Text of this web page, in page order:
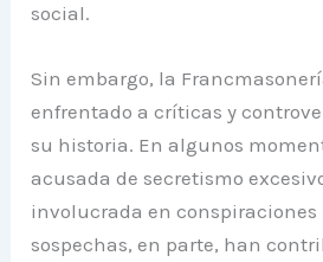
social.
Sin embargo, la
enfrentado a críticas y
su historia. En algunos
acusada de secretismo
involucrada en conspiraciones
sospechas, en parte, han